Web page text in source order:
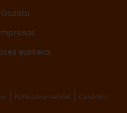
Gozatu
euskera
Política de privacidad Canal ético